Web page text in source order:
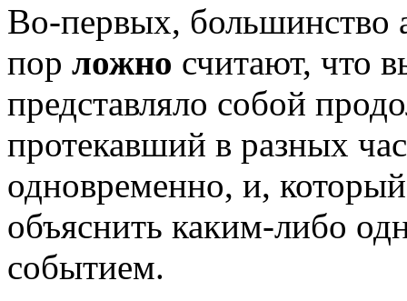
Во-первых, большинство
пор ложно считают, что
представляло собой
протекавший в разных
одновременно, и,
объяснить каким-либо
событием.